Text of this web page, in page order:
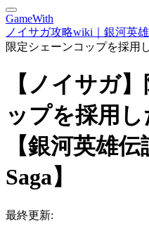
GameWith
ノイサガ攻略wiki｜銀河英雄
限定シェーンコップを採用
【ノイサガ
ップを採用
【銀河英雄
Saga】
最終更新: